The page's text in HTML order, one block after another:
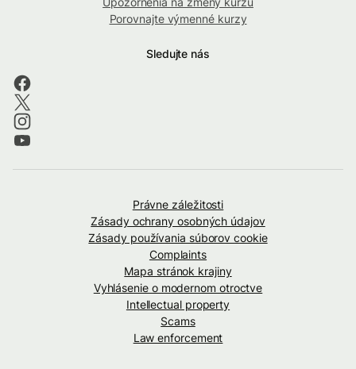
Porovnajte výmenné kurzy
Sledujte nás
Právne záležitosti
Zásady ochrany osobných údajov
Zásady používania súborov cookie
Complaints
Mapa stránok krajiny
Vyhlásenie o modernom otroctve
Intellectual property
Scams
Law enforcement